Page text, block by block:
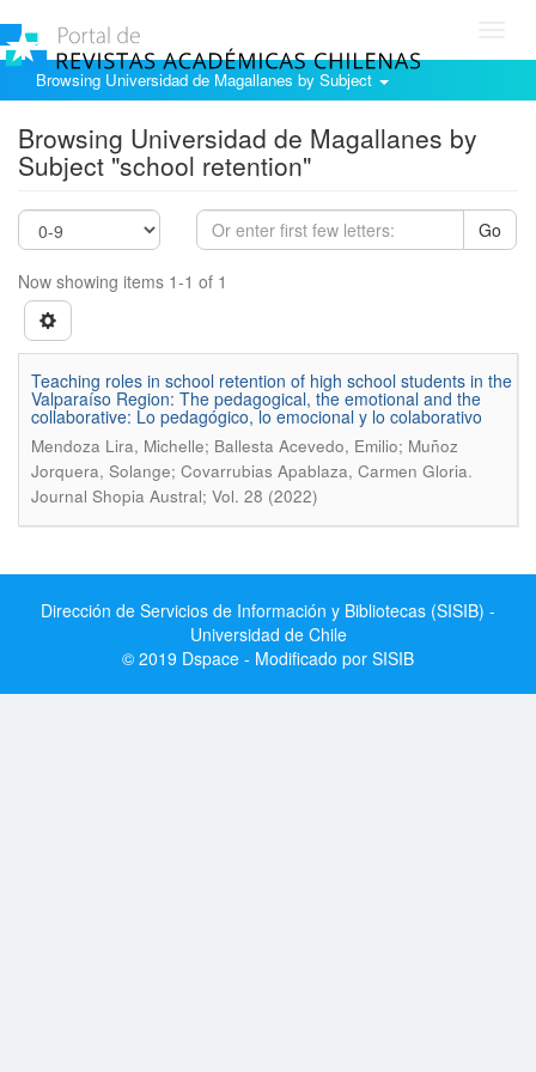
Browsing Universidad de Magallanes by Subject
Browsing Universidad de Magallanes by
Subject "school retention"
Go
Now showing items 1-1 of 1
Teaching roles in school retention of high school students in the
Valparaíso Region: The pedagogical, the emotional and the
collaborative: Lo pedagógico, lo emocional y lo colaborativo
Mendoza Lira, Michelle; Ballesta Acevedo, Emilio; Muñoz
Jorquera, Solange; Covarrubias Apablaza, Carmen Gloria.
Journal Shopia Austral; Vol. 28 (2022)
Dirección de Servicios de Información y Bibliotecas (SISIB) -
Universidad de Chile
© 2019 Dspace - Modificado por SISIB